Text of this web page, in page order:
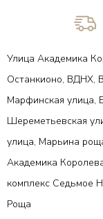
Улица Академика
Останкионо, ВДНХ,
Марфинская улица,
Шереметьевская
улица, Марьина
Академика
комплекс Седьмое
Роща